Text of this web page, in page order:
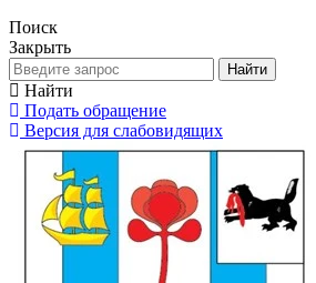
Поиск
Закрыть
Найти
Найти
Подать обращение
Версия для слабовидящих